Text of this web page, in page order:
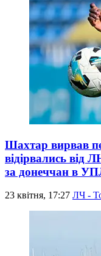
Шахтар вирвав
відірвались від
за донеччан в
23 квітня, 17:27 ЛЧ -